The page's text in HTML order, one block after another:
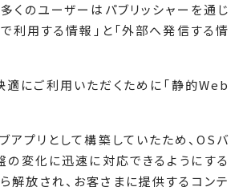
のユーザーはパブリッシャーを通じ
利用する情報」と「外部へ発信する情
適にご利用いただくために「静的Web
プリとして構築していたため、OSバ
の変化に迅速に対応できるようにする
解放され、お客さまに提供するコンテ